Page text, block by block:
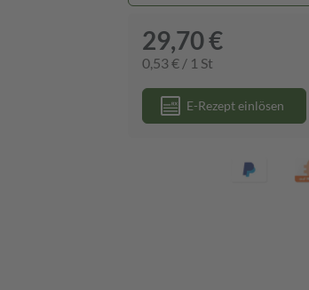
29,70 €
0,53 € / 1 St
E-Rezept einlösen